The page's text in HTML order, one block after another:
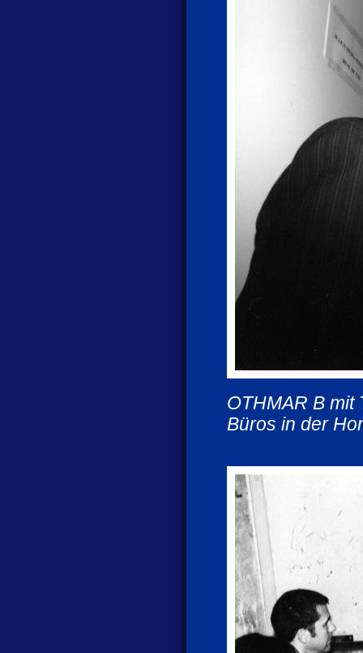
OTHMAR B mit
Büros in der